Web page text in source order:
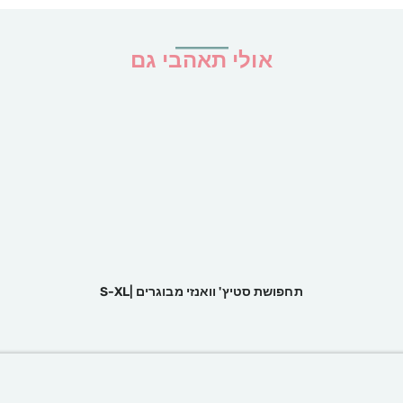
אולי תאהבי גם
תחפושת סטיץ' וואנזי מבוגרים |S-XL